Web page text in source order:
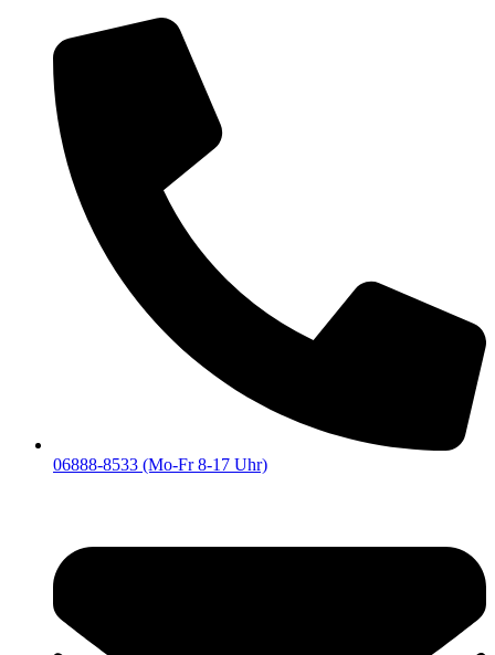
06888-8533 (Mo-Fr 8-17 Uhr)